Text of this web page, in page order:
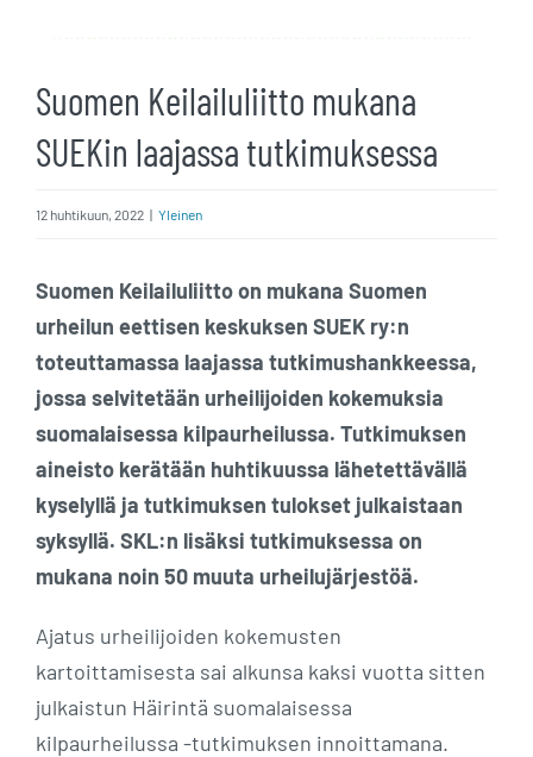
Suomen Keilailuliitto mukana
SUEKin laajassa tutkimuksessa
12 huhtikuun, 2022 | Yleinen
Suomen Keilailuliitto on mukana Suomen
urheilun eettisen keskuksen SUEK ry:n
toteuttamassa laajassa tutkimushankkeessa,
jossa selvitetään urheilijoiden kokemuksia
suomalaisessa kilpaurheilussa. Tutkimuksen
aineisto kerätään huhtikuussa lähetettävällä
kyselyllä ja tutkimuksen tulokset julkaistaan
syksyllä. SKL:n lisäksi tutkimuksessa on
mukana noin 50 muuta urheilujärjestöä.
Ajatus urheilijoiden kokemusten
kartoittamisesta sai alkunsa kaksi vuotta sitten
julkaistun Häirintä suomalaisessa
kilpaurheilussa -tutkimuksen innoittamana.